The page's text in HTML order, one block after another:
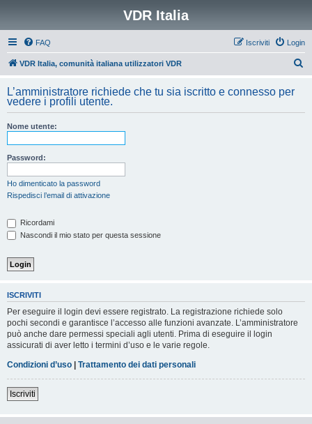
VDR Italia
FAQ Login
Iscriviti
VDR Italia, comunità italiana utilizzatori VDR
c
L’amministratore richiede che tu sia iscritto e connesso per
vedere i profili utente.
Nome utente:
Password:
Ho dimenticato la password
Rispedisci l’email di attivazione
Ricordami
Nascondi il mio stato per questa sessione
ISCRIVITI
Per eseguire il login devi essere registrato. La registrazione richiede solo
pochi secondi e garantisce l’accesso alle funzioni avanzate. L’amministratore
può anche dare permessi speciali agli utenti. Prima di eseguire il login
assicurati di aver letto i termini d’uso e le varie regole.
Condizioni d’uso | Trattamento dei dati personali
Iscriviti